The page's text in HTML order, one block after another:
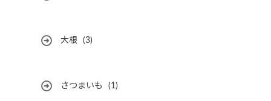
大根 (3)
さつまいも (1)